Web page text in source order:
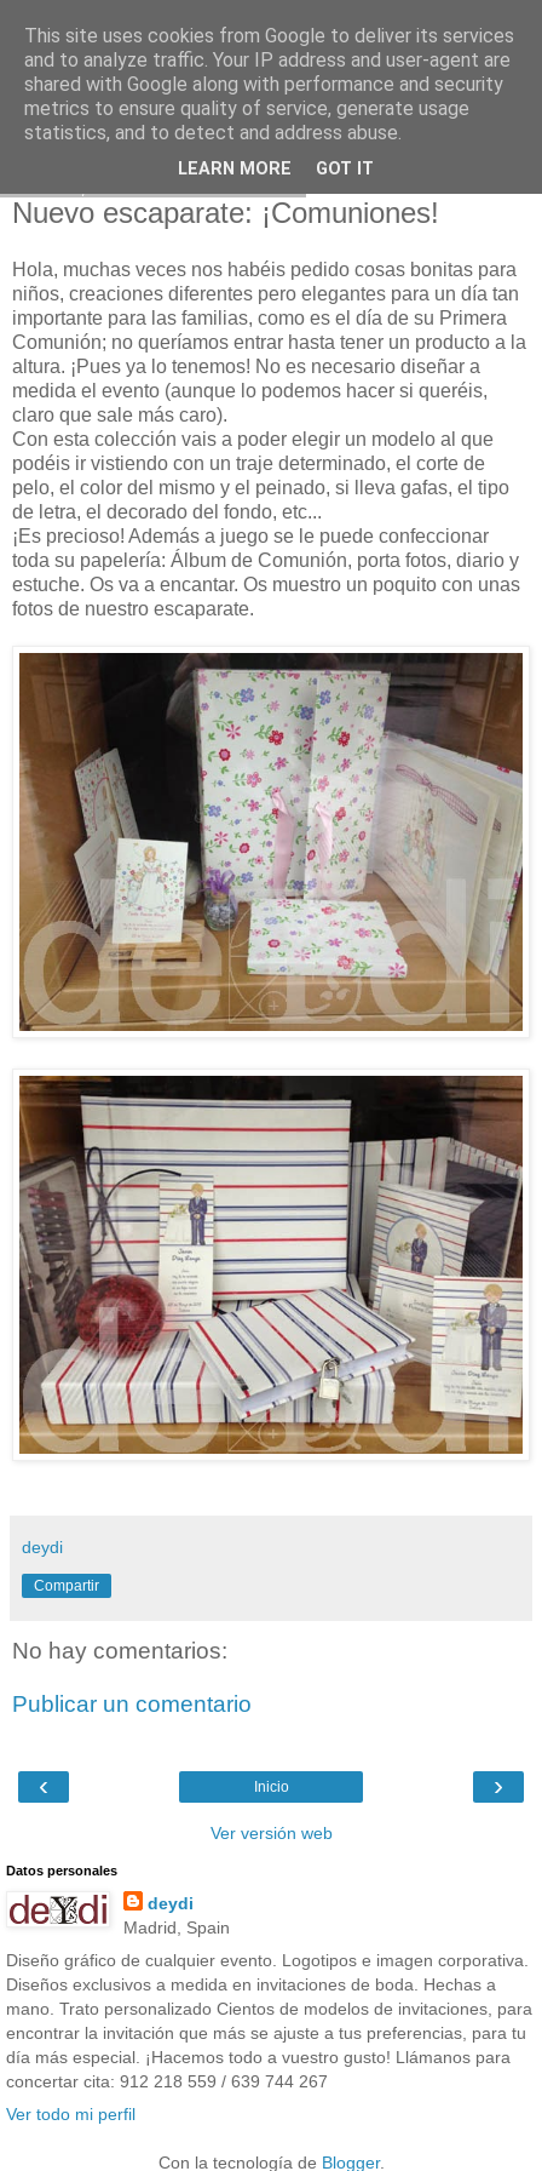
Nuevo escaparate: ¡Comuniones!
Hola, muchas veces nos habéis pedido cosas bonitas para
niños, creaciones diferentes pero elegantes para un día tan
importante para las familias, como es el día de su Primera
Comunión; no queríamos entrar hasta tener un producto a la
altura. ¡Pues ya lo tenemos! No es necesario diseñar a
medida el evento (aunque lo podemos hacer si queréis,
claro que sale más caro).
Con esta colección vais a poder elegir un modelo al que
podéis ir vistiendo con un traje determinado, el corte de
pelo, el color del mismo y el peinado, si lleva gafas, el tipo
de letra, el decorado del fondo, etc...
¡Es precioso! Además a juego se le puede confeccionar
toda su papelería: Álbum de Comunión, porta fotos, diario y
estuche. Os va a encantar. Os muestro un poquito con unas
fotos de nuestro escaparate.
deydi
Compartir
No hay comentarios:
Publicar un comentario
‹ ›
Inicio
Ver versión web
Datos personales
deydi
Madrid, Spain
Diseño gráfico de cualquier evento. Logotipos e imagen corporativa.
Diseños exclusivos a medida en invitaciones de boda. Hechas a
mano. Trato personalizado Cientos de modelos de invitaciones, para
encontrar la invitación que más se ajuste a tus preferencias, para tu
día más especial. ¡Hacemos todo a vuestro gusto! Llámanos para
concertar cita: 912 218 559 / 639 744 267
Ver todo mi perfil
Con la tecnología de Blogger.
This site uses cookies from Google to deliver its services
and to analyze traffic. Your IP address and user-agent are
shared with Google along with performance and security
metrics to ensure quality of service, generate usage
statistics, and to detect and address abuse.
LEARN MORE GOT IT